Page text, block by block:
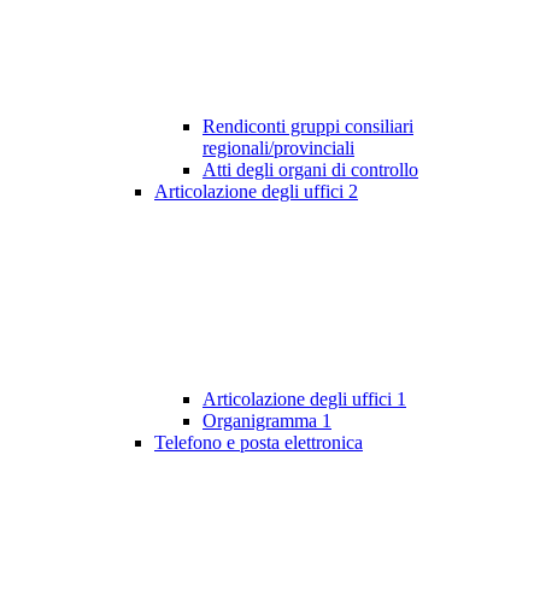
Rendiconti gruppi consiliari
regionali/provinciali
Atti degli organi di controllo
Articolazione degli uffici 2
Articolazione degli uffici 1
Organigramma 1
Telefono e posta elettronica